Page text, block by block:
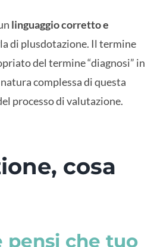
linguaggio corretto e
di plusdotazione. Il termine
del termine “diagnosi” in
complessa di questa
processo di valutazione.
cosa
pensi che tuo